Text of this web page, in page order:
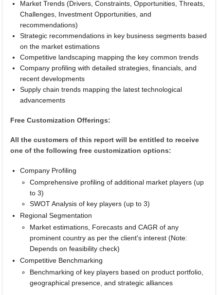
Market Trends (Drivers, Constraints, Opportunities, Threats,
Challenges, Investment Opportunities, and
recommendations)
Strategic recommendations in key business segments based
on the market estimations
Competitive landscaping mapping the key common trends
Company profiling with detailed strategies, financials, and
recent developments
Supply chain trends mapping the latest technological
advancements
Free Customization Offerings:
All the customers of this report will be entitled to receive
one of the following free customization options:
Company Profiling
Comprehensive profiling of additional market players (up
to 3)
SWOT Analysis of key players (up to 3)
Regional Segmentation
Market estimations, Forecasts and CAGR of any
prominent country as per the client's interest (Note:
Depends on feasibility check)
Competitive Benchmarking
Benchmarking of key players based on product portfolio,
geographical presence, and strategic alliances